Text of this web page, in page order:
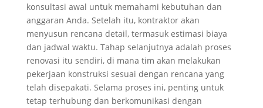
konsultasi awal untuk memahami kebutuhan dan
anggaran Anda. Setelah itu, kontraktor akan
menyusun rencana detail, termasuk estimasi biaya
dan jadwal waktu. Tahap selanjutnya adalah proses
renovasi itu sendiri, di mana tim akan melakukan
pekerjaan konstruksi sesuai dengan rencana yang
telah disepakati. Selama proses ini, penting untuk
tetap terhubung dan berkomunikasi dengan